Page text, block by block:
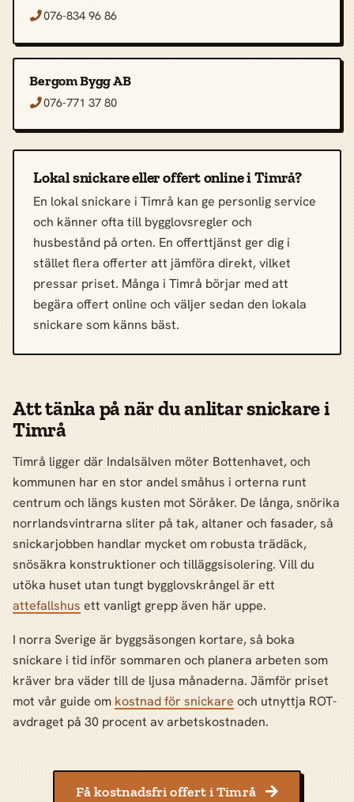
076-834 96 86
Bergom Bygg AB
076-771 37 80
Lokal snickare eller offert online i Timrå?
En lokal snickare i Timrå kan ge personlig service
och känner ofta till bygglovsregler och
husbestånd på orten. En offerttjänst ger dig i
stället flera offerter att jämföra direkt, vilket
pressar priset. Många i Timrå börjar med att
begära offert online och väljer sedan den lokala
snickare som känns bäst.
Att tänka på när du anlitar snickare i
Timrå
Timrå ligger där Indalsälven möter Bottenhavet, och
kommunen har en stor andel småhus i orterna runt
centrum och längs kusten mot Söråker. De långa, snörika
norrlandsvintrarna sliter på tak, altaner och fasader, så
snickarjobben handlar mycket om robusta trädäck,
snösäkra konstruktioner och tilläggsisolering. Vill du
utöka huset utan tungt bygglovskrångel är ett
attefallshus ett vanligt grepp även här uppe.
I norra Sverige är byggsäsongen kortare, så boka
snickare i tid inför sommaren och planera arbeten som
kräver bra väder till de ljusa månaderna. Jämför priset
mot vår guide om kostnad för snickare och utnyttja ROT-
avdraget på 30 procent av arbetskostnaden.
Få kostnadsfri offert i Timrå 